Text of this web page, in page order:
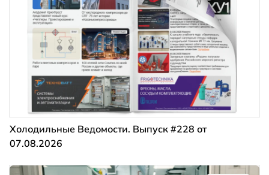
Холодильные Ведомости. Выпуск #228 от
07.08.2026